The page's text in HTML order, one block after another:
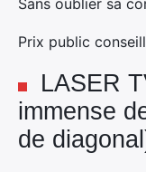
Sans oublier sa
Prix public
LASER
immense
de
Rechercher
: